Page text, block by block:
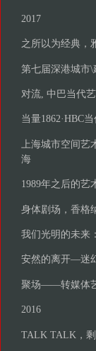
2017
之所以为经典，
第七届深港城市\
对流, 中巴当代
当量1862·HBC
上海城市空间
海
1989年之后的艺
身体剧场，香格
我们光明的未来
安然的离开—迷
聚场——转媒体
2016
TALK TALK，